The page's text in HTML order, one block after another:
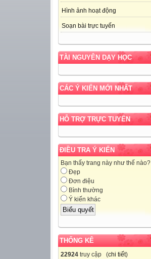
Hình ảnh hoạt động
Soạn bài trực tuyến
TÀI NGUYÊN DẠY HỌC
CÁC Ý KIẾN MỚI NHẤT
HỖ TRỢ TRỰC TUYẾN
ĐIỀU TRA Ý KIẾN
Bạn thấy trang này như thế nào?
Đẹp
Đơn điệu
Bình thường
Ý kiến khác
THỐNG KÊ
22924 truy cập (chi tiết)